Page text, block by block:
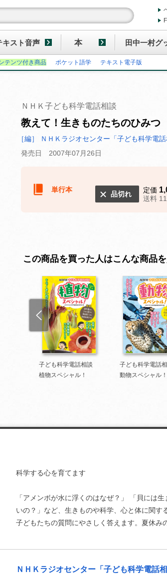
キスト音声 本 田中一村グ
テンツ付き商品 ポケット語学 テキスト電子版
ＮＨＫ子ども科学電話相談
教えて！生きものたちのひみつ
［編］ ＮＨＫラジオセンター「子ども科学電
発売日 2007年07月26日
単行本
品切れ 定価
送料
この商品を買った人はこんな商品
子ども科学電話相談
植物スペシャル！
子ども科学電話
動物スペシャル！
科学する心を育てます
「アメンボが水に浮くのはなぜ？」 「貝には
いの？」など、生きものや科学、心と体に関
子どもたちの質問にやさしく答えます。夏休み
ＮＨＫラジオセンター「子ども科学電話